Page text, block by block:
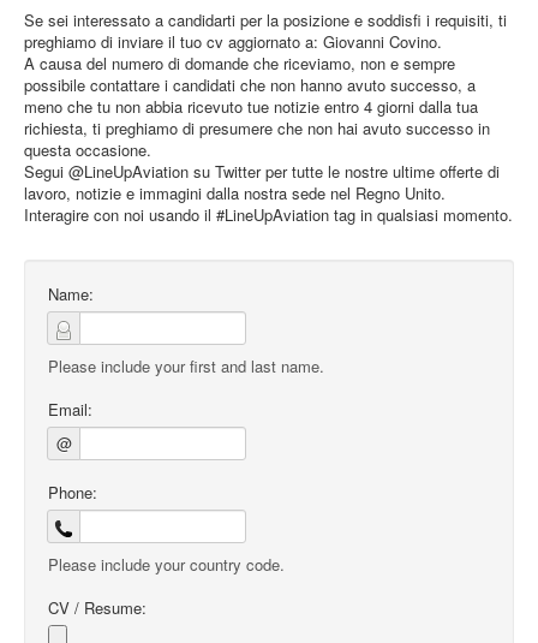
Se sei interessato a candidarti per la posizione e soddisfi i requisiti, ti
preghiamo di inviare il tuo cv aggiornato a: Giovanni Covino.
A causa del numero di domande che riceviamo, non e sempre
possibile contattare i candidati che non hanno avuto successo, a
meno che tu non abbia ricevuto tue notizie entro 4 giorni dalla tua
richiesta, ti preghiamo di presumere che non hai avuto successo in
questa occasione.
Segui @LineUpAviation su Twitter per tutte le nostre ultime offerte di
lavoro, notizie e immagini dalla nostra sede nel Regno Unito.
Interagire con noi usando il #LineUpAviation tag in qualsiasi momento.
Name:
Please include your first and last name.
Email:
@
Phone:
Please include your country code.
CV / Resume: